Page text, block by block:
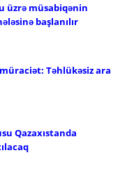
üzrə müsabiqənin
başlanılır
Təhlükəsiz ara
Qazaxıstanda